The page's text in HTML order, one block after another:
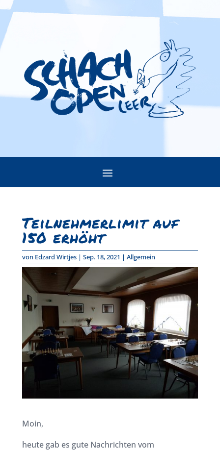
Teilnehmerlimit auf
150 erhöht
von Edzard Wirtjes| Sep. 18, 2021 | Allgemein
Moin,
heute gab es gute Nachrichten vom